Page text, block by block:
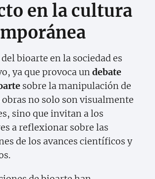
en la cultura
bioarte en la sociedad es
ya que provoca undebate
sobre la manipulación de
obras no solo son visualmente
sino que invitan a los
a reflexionar sobre las
de los avances científicos y